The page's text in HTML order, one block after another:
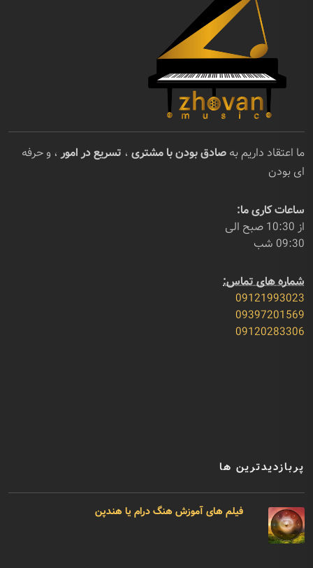
ما اعتقاد داریم به صادق بودن با مشتری ، تسریع در امور ، و حرفه
ای بودن
ساعات کاری ما:
از 10:30 صبح الی
09:30 شب
شماره های تماس:
09121993023
09397201569
09120283306
پربازدیدترین ها
فیلم های آموزش هنگ درام یا هندپن